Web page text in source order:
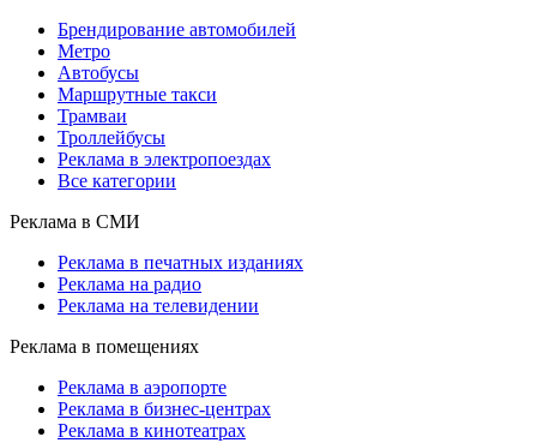
Брендирование автомобилей
Метро
Автобусы
Маршрутные такси
Трамваи
Троллейбусы
Реклама в электропоездах
Все категории
Реклама в СМИ
Реклама в печатных изданиях
Реклама на радио
Реклама на телевидении
Реклама в помещениях
Реклама в аэропорте
Реклама в бизнес-центрах
Реклама в кинотеатрах